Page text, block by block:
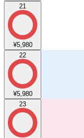
21
¥5,980
22
¥5,980
23